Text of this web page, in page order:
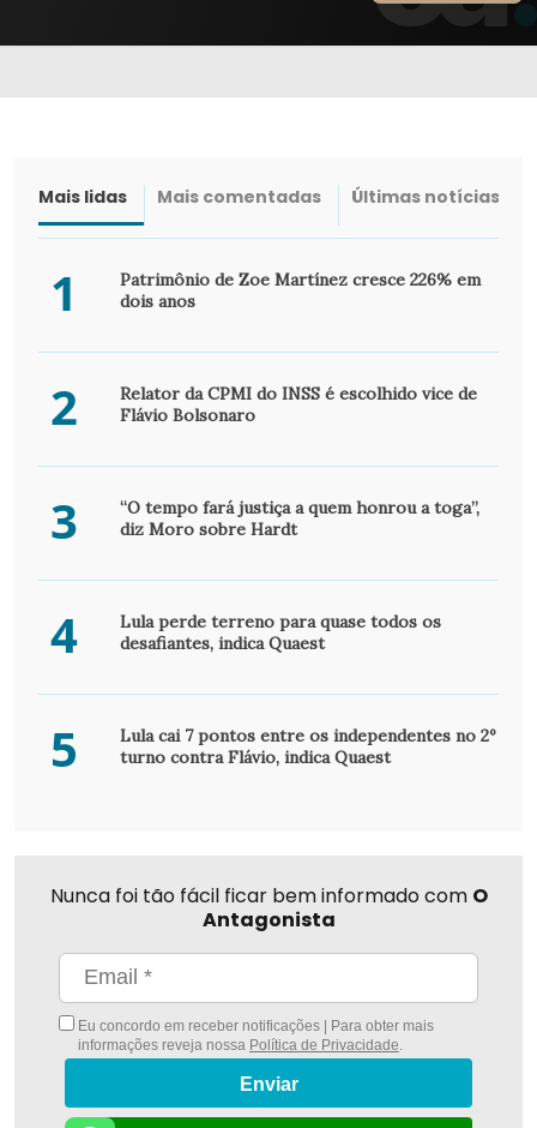
Mais lidas Mais comentadas Últimas notícias
1
Patrimônio de Zoe Martínez cresce 226% em
dois anos
2
Relator da CPMI do INSS é escolhido vice de
Flávio Bolsonaro
3
“O tempo fará justiça a quem honrou a toga”,
diz Moro sobre Hardt
4
Lula perde terreno para quase todos os
desafiantes, indica Quaest
5
Lula cai 7 pontos entre os independentes no 2º
turno contra Flávio, indica Quaest
Nunca foi tão fácil ficar bem informado com O
Antagonista
Eu concordo em receber notificações | Para obter mais
informações reveja nossa Política de Privacidade
Enviar